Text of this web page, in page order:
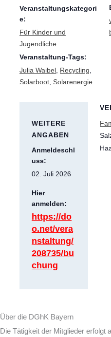
Veranstaltungskategori
e:
Für Kinder und
Jugendliche
Veranstaltung-Tags:
Julia Waibel, Recycling,
Solarboot, Solarenergie
WEITERE
ANGABEN
Anmeldeschl
uss:
02. Juli 2026
Hier
anmelden:
https://do
o.net/vera
nstaltung/
208735/bu
chung
Über die DGhK Bayern
Die Tätigkeit der Mitglieder erfolgt